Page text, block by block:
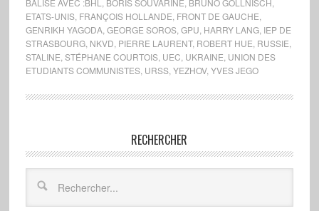
BALISÉ AVEC :BHL BORIS SOUVARINE BRUNO GOLLNISCH
ETATS-UNIS, FRANÇOIS HOLLANDE FRONT DE GAUCHE
GENRIKH YAGODA, GEORGE SOROS, GPU HARRY LANG, IEP DE
STRASBOURG, NKVD PIERRE LAURENT, ROBERT HUE RUSSIE
STALINE STÉPHANE COURTOIS, UEC UKRAINE UNION DES
ETUDIANTS COMMUNISTES, URSS, YEZHOV, YVES JEGO
RECHERCHER